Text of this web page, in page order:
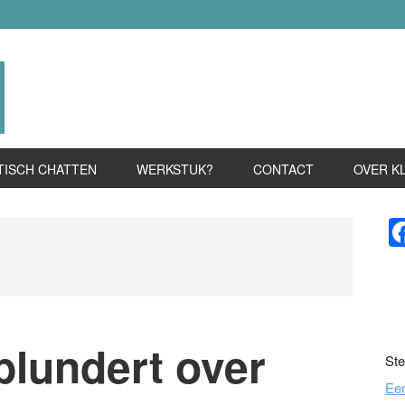
CHATTEN WERKSTUK? CONTACT OVER
over